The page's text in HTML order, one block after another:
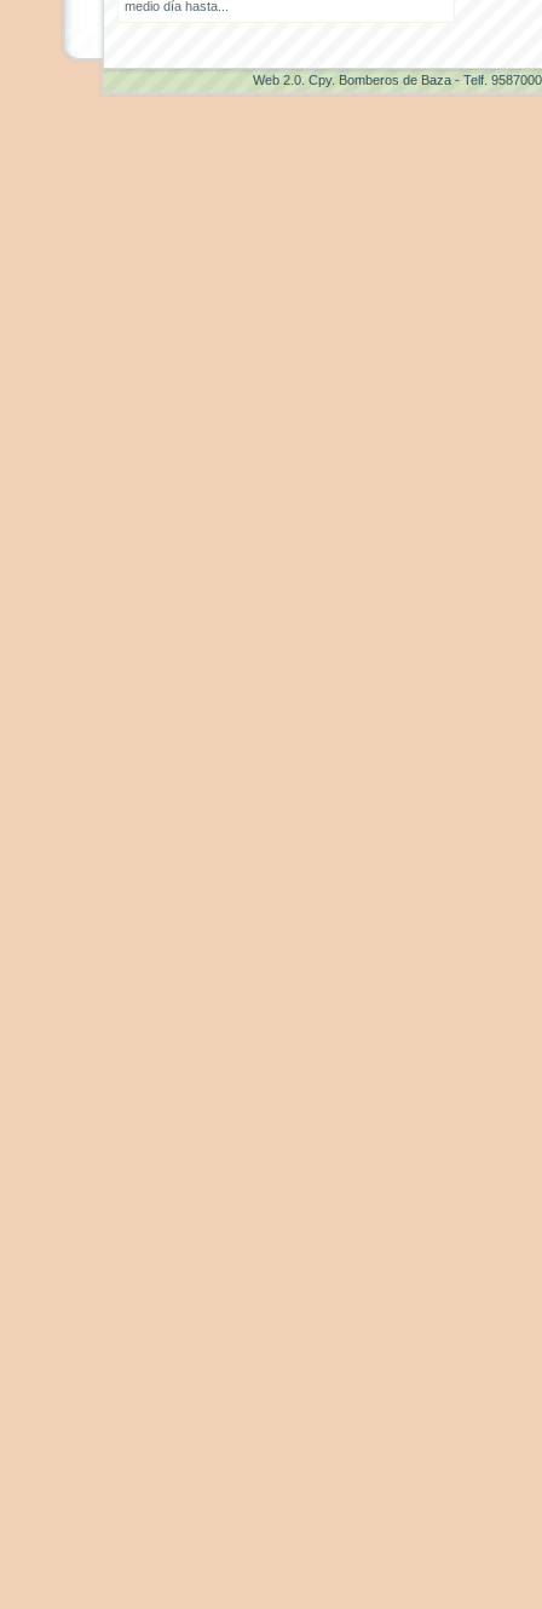
medio día hasta...
Web 2.0 . Cpy. Bomberos de Baza - Telf.